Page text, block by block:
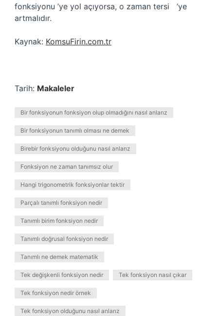
fonksiyonu ‍’ye yol açıyorsa, o zaman tersi ‍ ‍ ‍’ye
artmalıdır.
Kaynak: KomsuFirin.com.tr
Tarih: Makaleler
Bir fonksiyonun fonksiyon olup olmadığını nasıl anlarız
Bir fonksiyonun tanımlı olması ne demek
Birebir fonksiyonu olduğunu nasıl anlarız
Fonksiyon ne zaman tanımsız olur
Hangi trigonometrik fonksiyonlar tektir
Parçalı tanımlı fonksiyon nedir
Tanımlı birim fonksiyon nedir
Tanımlı doğrusal fonksiyon nedir
Tanımlı ne demek matematik
Tek değişkenli fonksiyon nedir Tek fonksiyon nasıl çıkar
Tek fonksiyon nedir örnek
Tek fonksiyon olduğunu nasıl anlarız